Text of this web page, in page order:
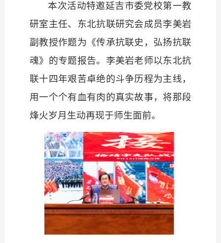
本次活动特邀延吉市委党校第一教
研室主任、东北抗联研究会成员李美岩
副教授作题为《传承抗联史，弘扬抗联
魂》的专题报告。李美岩老师以东北抗
联十四年艰苦卓绝的斗争历程为主线，
用一个个有血有肉的真实故事，将那段
烽火岁月生动再现于师生面前。